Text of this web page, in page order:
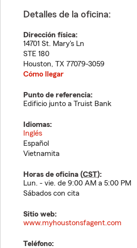
Detalles de la oficina:
Dirección física:
14701 St. Mary's Ln
STE 180
Houston, TX 77079-3059
Cómo llegar
Punto de referencia:
Edificio junto a Truist Bank
Idiomas:
Inglés
Español
Vietnamita
Horas de oficina (CST):
Lun. - vie. de 9:00 AM a 5:00 PM
Sábados con cita
Sitio web:
www.myhoustonsfagent.com
Teléfono: